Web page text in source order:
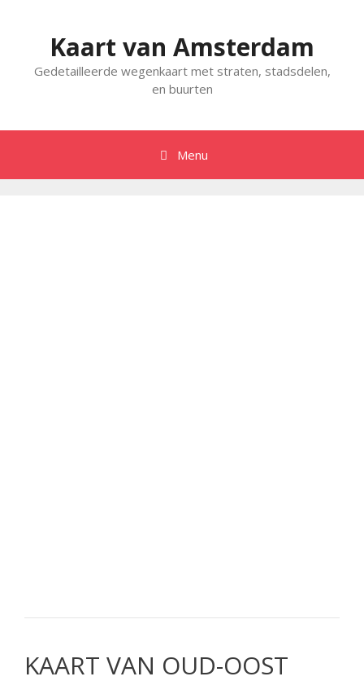
Kaart van Amsterdam
Gedetailleerde wegenkaart met straten, stadsdelen,
en buurten
Menu
KAART VAN OUD-OOST